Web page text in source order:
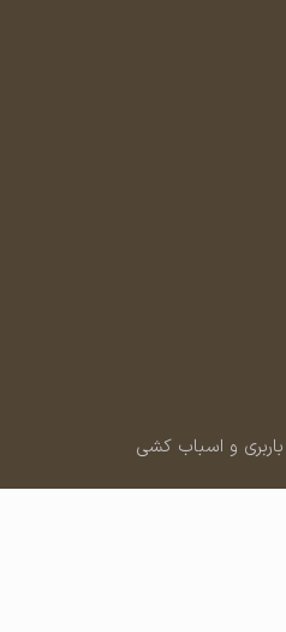
و اسباب کشی